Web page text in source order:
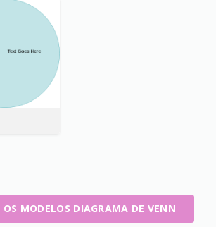
OS MODELOS DIAGRAMA DE VENN